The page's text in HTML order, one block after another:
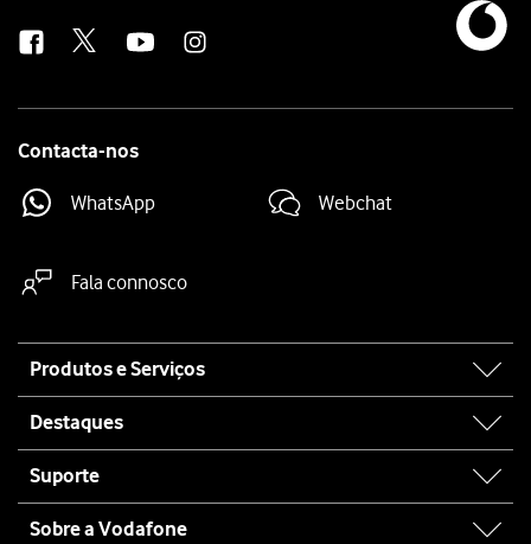
Contacta-nos
WhatsApp Webchat
Fala connosco
map
Produtos e Serviços
Destaques
Suporte
Sobre a Vodafone